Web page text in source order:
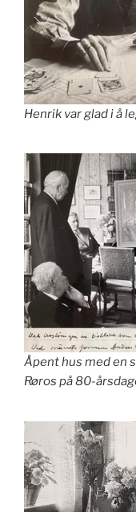
Henrik var glad i å
Åpent hus med en
Røros på 80-